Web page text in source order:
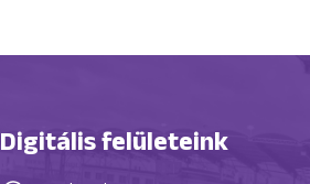
Digitális felületeink